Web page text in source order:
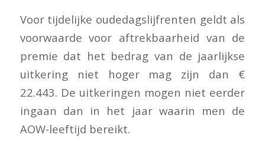
Voor tijdelijke oudedagslijfrenten geldt als
voorwaarde voor aftrekbaarheid van de
premie dat het bedrag van de jaarlijkse
uitkering niet hoger mag zijn dan €
22.443. De uitkeringen mogen niet eerder
ingaan dan in het jaar waarin men de
AOW-leeftijd bereikt.